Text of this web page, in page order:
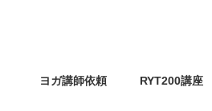
ヨガ講師依頼 RYT200講座